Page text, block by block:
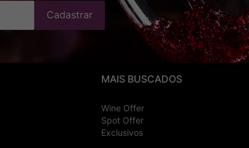
Cadastrar
MAIS BUSCADOS
Wine Offer
Spot Offer
Exclusivos